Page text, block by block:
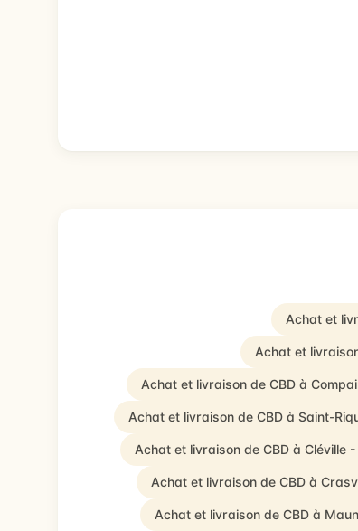
Achat et
Achat et
Achat et livraison de CBD à
Achat et livraison de CBD à Saint-
Achat et livraison de CBD à Cléville
Achat et livraison de CBD à
Achat et livraison de CBD à